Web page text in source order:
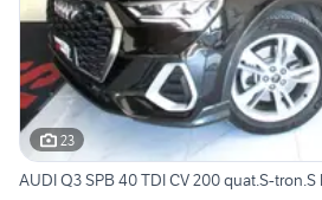
23
AUDI Q3 SPB 40 TDI CV 200 quat.S-